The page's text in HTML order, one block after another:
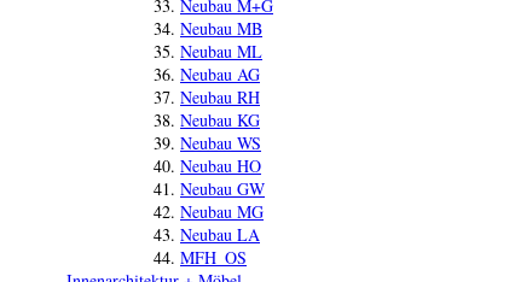
Neubau M+G
Neubau MB
Neubau ML
Neubau AG
Neubau RH
Neubau KG
Neubau WS
Neubau HO
Neubau GW
Neubau MG
Neubau LA
MFH_OS